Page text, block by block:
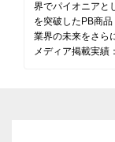
界でパイオニアと
を突破したPB商
業界の未来をさら
メディア掲載実績：